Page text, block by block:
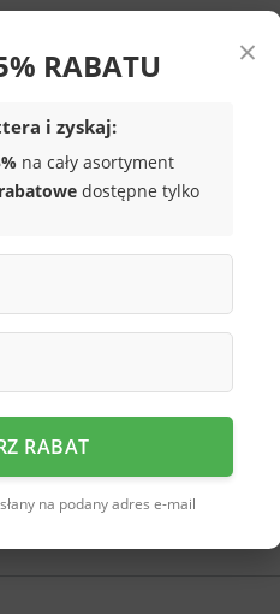
solidne,
materiałów,
deszczem
nawet
się do
zimowe dni
pytania?
publikując
Zadaj
×
RABATU
i zyskaj:
na cały asortyment
dostępne tylko
RABAT
na podany adres e-mail